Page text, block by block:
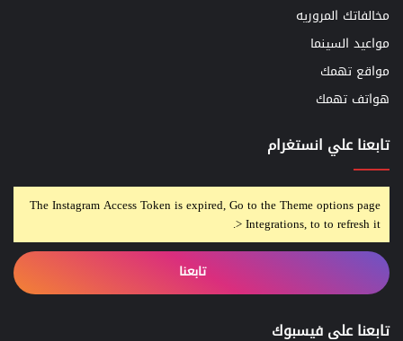
مخالفاتك المروريه
مواعيد السينما
مواقع تهمك
هواتف تهمك
تابعنا علي انستغرام
The Instagram Access Token is expired, Go to the Theme options page
> Integrations, to to refresh it.
تابعنا
تابعنا على فيسبوك